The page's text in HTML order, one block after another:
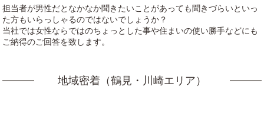
担当者が男性だとなかなか聞きたいことがあっても聞きづらいといっ
た方もいらっしゃるのではないでしょうか？
当社では女性ならではのちょっとした事や住まいの使い勝手などにも
ご納得のご回答を致します。
地域密着（鶴見・川崎エリア）